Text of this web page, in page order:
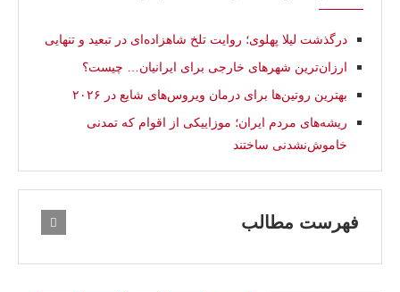
درگذشت لیلا پهلوی؛ روایت تلخ شاهزاده‌ای در تبعید و تنهایی
ارزان‌ترین شهرهای خارجی برای ایرانیان… چیست؟
بهترین روتین‌ها برای درمان ویروس‌های شایع در ۲۰۲۶
ریشه‌های مردم ایران؛ موزاییکی از اقوام که تمدنی
خاموش‌نشدنی ساختند
فهرست مطالب